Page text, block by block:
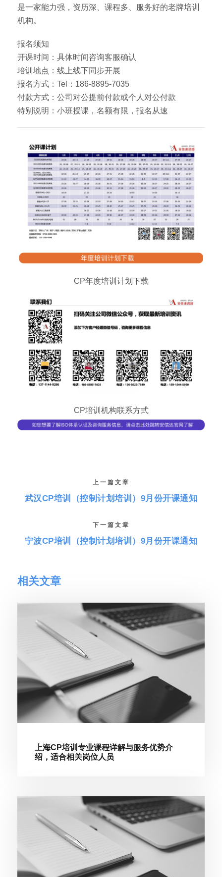
是一家能力强，资历深、课程多、服务好的老牌培训
机构。
报名须知
开课时间：具体时间咨询客服确认
培训地点：线上线下同步开展
报名方式：Tel：186-8895-7035
付款方式：公司对公提前付款或个人对公付款
特别说明：小班授课，名额有限，报名从速
CP年度培训计划下载
CP培训机构联系方式
上一篇文章
武汉CP培训（控制计划培训）9月份开课通知
下一篇文章
宁波CP培训（控制计划培训）9月份开课通知
相关文章
上海CP培训专业课程详解与服务优势介
绍，适合相关岗位人员